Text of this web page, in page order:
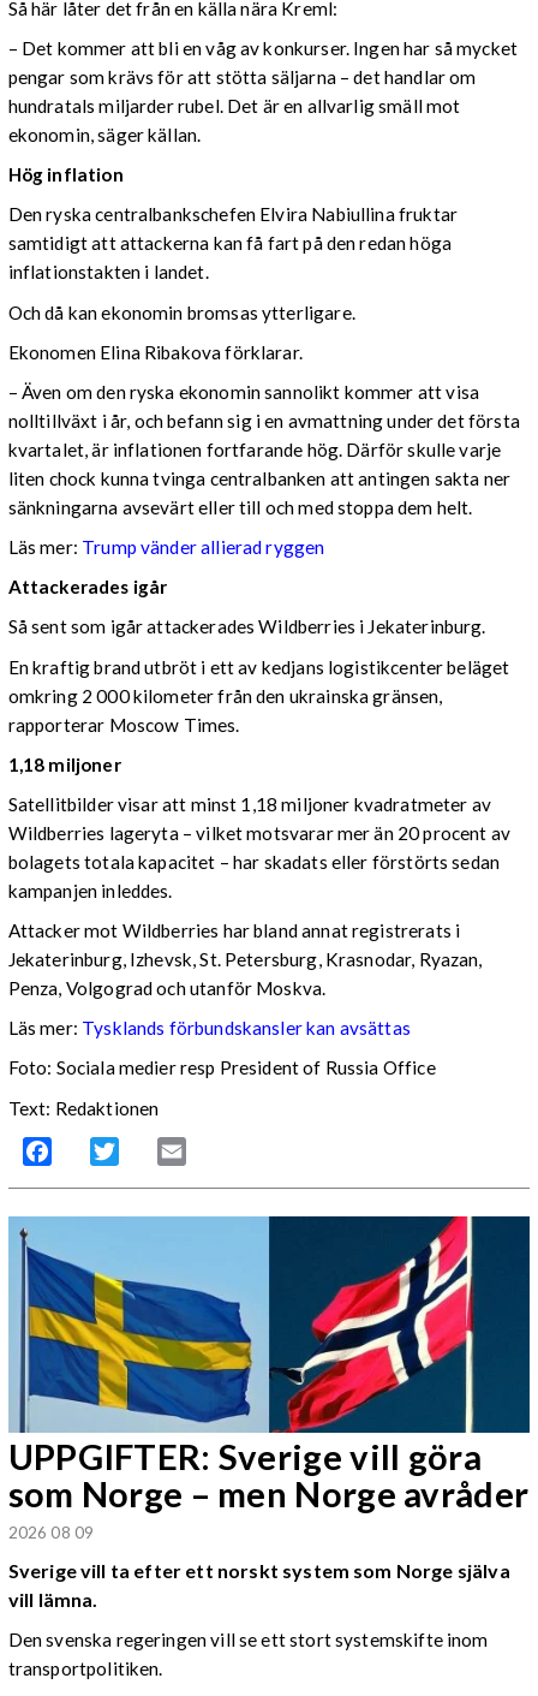
Så här låter det från en källa nära Kreml:
– Det kommer att bli en våg av konkurser. Ingen har så mycket
pengar som krävs för att stötta säljarna – det handlar om
hundratals miljarder rubel. Det är en allvarlig smäll mot
ekonomin, säger källan.
Hög inflation
Den ryska centralbankschefen Elvira Nabiullina fruktar
samtidigt att attackerna kan få fart på den redan höga
inflationstakten i landet.
Och då kan ekonomin bromsas ytterligare.
Ekonomen Elina Ribakova förklarar.
– Även om den ryska ekonomin sannolikt kommer att visa
nolltillväxt i år, och befann sig i en avmattning under det första
kvartalet, är inflationen fortfarande hög. Därför skulle varje
liten chock kunna tvinga centralbanken att antingen sakta ner
sänkningarna avsevärt eller till och med stoppa dem helt.
Läs mer: Trump vänder allierad ryggen
Attackerades igår
Så sent som igår attackerades Wildberries i Jekaterinburg.
En kraftig brand utbröt i ett av kedjans logistikcenter beläget
omkring 2 000 kilometer från den ukrainska gränsen,
rapporterar Moscow Times.
1,18 miljoner
Satellitbilder visar att minst 1,18 miljoner kvadratmeter av
Wildberries lageryta – vilket motsvarar mer än 20 procent av
bolagets totala kapacitet – har skadats eller förstörts sedan
kampanjen inleddes.
Attacker mot Wildberries har bland annat registrerats i
Jekaterinburg, Izhevsk, St. Petersburg, Krasnodar, Ryazan,
Penza, Volgograd och utanför Moskva.
Läs mer: Tysklands förbundskansler kan avsättas
Foto: Sociala medier resp President of Russia Office
Text: Redaktionen
Facebook Twitter
UPPGIFTER: Sverige vill göra
som Norge – men Norge avråder
2026 08 09
Sverige vill ta efter ett norskt system som Norge själva
vill lämna.
Den svenska regeringen vill se ett stort systemskifte inom
transportpolitiken.